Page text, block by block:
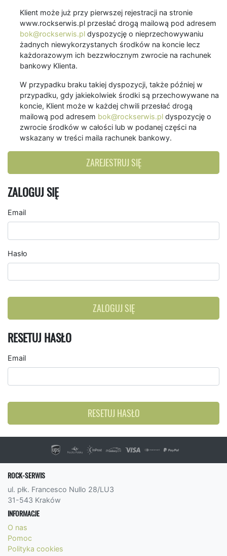
Klient może już przy pierwszej rejestracji na stronie
www.rockserwis.pl przesłać drogą mailową pod adresem
bok@rockserwis.pl dyspozycję o nieprzechowywaniu
żadnych niewykorzystanych środków na koncie lecz
każdorazowym ich bezzwłocznym zwrocie na rachunek
bankowy Klienta.
W przypadku braku takiej dyspozycji, także później w
przypadku, gdy jakiekolwiek środki są przechowywane na
koncie, Klient może w każdej chwili przesłać drogą
mailową pod adresem bok@rockserwis.pl dyspozycję o
zwrocie środków w całości lub w podanej części na
wskazany w treści maila rachunek bankowy.
ZAREJESTRUJ SIĘ
ZALOGUJ SIĘ
Email
Hasło
ZALOGUJ SIĘ
RESETUJ HASŁO
Email
RESETUJ HASŁO
ROCK-SERWIS
ul. płk. Francesco Nullo 28/LU3
31-543 Kraków
INFORMACJE
O nas
Pomoc
Polityka cookies